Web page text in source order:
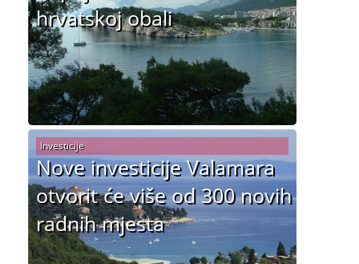
hrvatskoj obali
Nove investicije Valamara
otvorit će više od 300 novih
radnih mjesta
Investicije